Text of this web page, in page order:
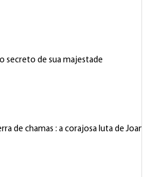
secreto de sua majestade
de chamas : a corajosa luta de